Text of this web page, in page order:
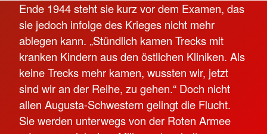
Ende 1944 steht sie kurz vor dem Examen, das
sie jedoch infolge des Krieges nicht mehr
ablegen kann. „Stündlich kamen Trecks mit
kranken Kindern aus den östlichen Kliniken. Als
keine Trecks mehr kamen, wussten wir, jetzt
sind wir an der Reihe, zu gehen.“ Doch nicht
allen Augusta-Schwestern gelingt die Flucht.
Sie werden unterwegs von der Roten Armee